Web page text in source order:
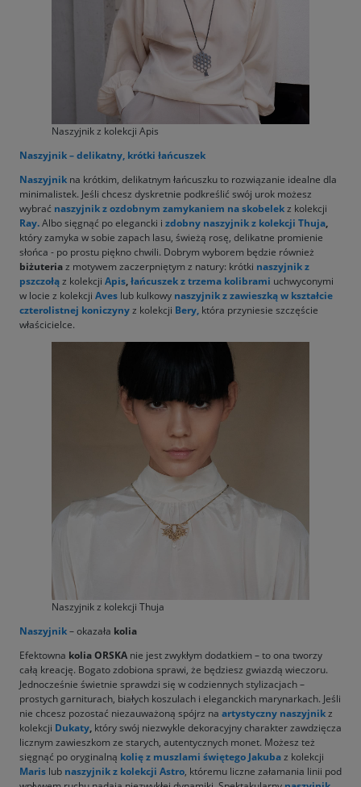
Naszyjnik z kolekcji Apis
Naszyjnik – delikatny, krótki łańcuszek
Naszyjnik na krótkim, delikatnym łańcuszku to rozwiązanie idealne dla
minimalistek. Jeśli chcesz dyskretnie podkreślić swój urok możesz
wybrać naszyjnikz ozdobnym zamykaniem na skobelekz kolekcji
Ray.Albo sięgnąć po elegancki i zdobny naszyjnikz kolekcji Thuja,
który zamyka w sobie zapach lasu, świeżą rosę, delikatne promienie
słońca - po prostu piękno chwili. Dobrym wyborem będzie również
biżuteriaz motywem zaczerpniętym z natury: krótki naszyjnikz
pszczołąz kolekcji Apis,łańcuszek z trzema kolibrami uchwyconymi
w locie z kolekcji Aves lub kulkowy naszyjnikz zawieszką w kształcie
czterolistnej koniczynyz kolekcji Bery, która przyniesie szczęście
właścicielce.
Naszyjnik z kolekcji Thuja
Naszyjnik– okazała kolia
Efektowna kolia ORSKA nie jest zwykłym dodatkiem – to ona tworzy
całą kreację. Bogato zdobiona sprawi, że będziesz gwiazdą wieczoru.
Jednocześnie świetnie sprawdzi się w codziennych stylizacjach –
prostych garniturach, białych koszulach i eleganckich marynarkach. Jeśli
nie chcesz pozostać niezauważoną spójrz na artystyczny naszyjnikz
kolekcji Dukaty, który swój niezwykle dekoracyjny charakter zawdzięcza
licznym zawieszkom ze starych, autentycznych monet. Możesz też
sięgnąć po oryginalną kolię z muszlami świętego Jakubaz kolekcji
Maris lub naszyjnikz kolekcji Astro, któremu liczne załamania linii pod